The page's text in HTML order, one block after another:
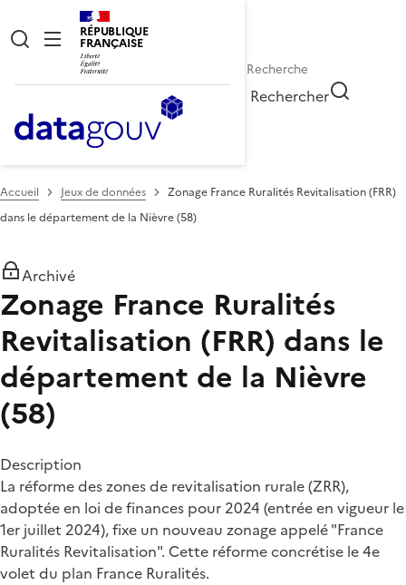
RÉPUBLIQUE
FRANÇAISE
Rechercher
Accueil Jeux de données
Zonage France Ruralités Revitalisation (FRR)
dans le département de la Nièvre (58)
Archivé
Zonage France Ruralités
Revitalisation (FRR) dans le
département de la Nièvre
(58)
Description
La réforme des zones de revitalisation rurale (ZRR),
adoptée en loi de finances pour 2024 (entrée en vigueur le
1er juillet 2024), fixe un nouveau zonage appelé "France
Ruralités Revitalisation". Cette réforme concrétise le 4e
volet du plan France Ruralités.